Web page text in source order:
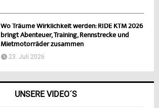
Wo Träume Wirklichkeit werden: RIDE KTM 2026
bringt Abenteuer, Training, Rennstrecke und
Mietmotorräder zusammen
23. Juli 2026
UNSERE VIDEO´S